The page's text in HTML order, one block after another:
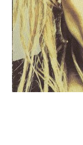
Viniluri Românești
Colecția Electrecord